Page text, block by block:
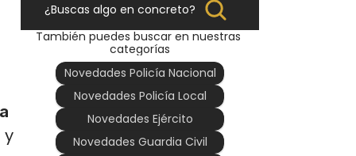
y
¿Buscas algo en concreto?
También puedes buscar en nuestras
categorías
Novedades Policía Nacional
Novedades Policía Local
Novedades Ejército
Novedades Guardia Civil